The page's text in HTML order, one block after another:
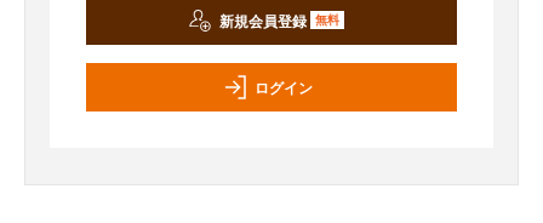
新規会員登録 無料
ログイン